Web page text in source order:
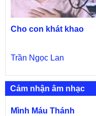
Cho con khát khao
Trần Ngọc Lan
Cảm nhận âm nhạc
Mình Máu Thánh